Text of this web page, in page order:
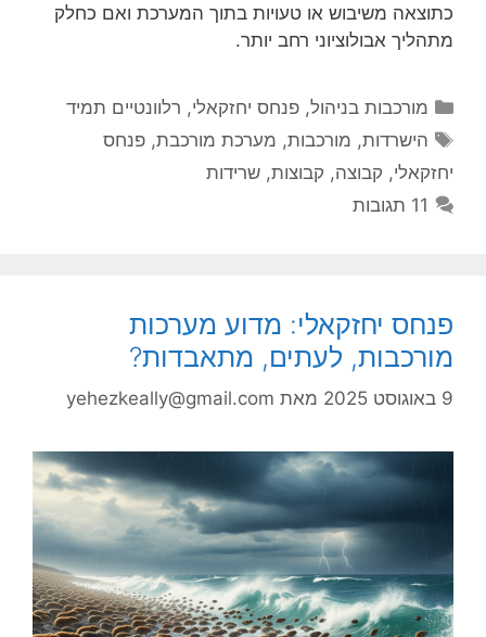
כתוצאה משיבוש או טעויות בתוך המערכת ואם כחלק
מתהליך אבולוציוני רחב יותר.
קטגוריות
מורכבות בניהול,פנחס יחזקאלי, רלוונטיים תמיד
תגיות
הישרדות, מורכבות, מערכת מורכבת,פנחס
יחזקאלי, קבוצה, קבוצות, שרידות
11 תגובות
פנחס יחזקאלי: מדוע מערכות
מורכבות, לעתים, מתאבדות?
9 באוגוסט 2025 מאת yehezkeally@gmail.com